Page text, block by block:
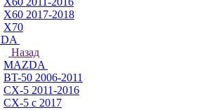
X60 2017-2018
X70
Назад
MAZDA
BT-50 2006-2011
CX-5 2011-2016
CX-5 с 2017